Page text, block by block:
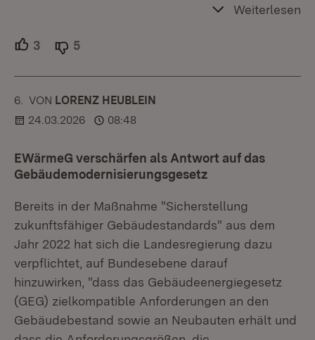
Weiterlesen
3 Unterstützer.
5
6. KOMMENTAR
VON :LORENZ HEUBLEIN
24.03.2026
08:48
EWärmeG verschärfen als Antwort auf das
Gebäudemodernisierungsgesetz
Bereits in der Maßnahme "Sicherstellung
zukunftsfähiger Gebäudestandards" aus dem
Jahr 2022 hat sich die Landesregierung dazu
verpflichtet, auf Bundesebene darauf
hinzuwirken, "dass das Gebäudeenergiegesetz
(GEG) zielkompatible Anforderungen an den
Gebäudebestand sowie an Neubauten erhält und